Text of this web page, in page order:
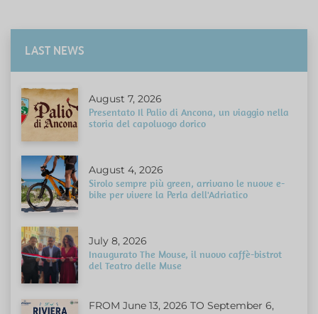
LAST NEWS
August 7, 2026
Presentato Il Palio di Ancona, un viaggio nella
storia del capoluogo dorico
August 4, 2026
Sirolo sempre più green, arrivano le nuove e-
bike per vivere la Perla dell'Adriatico
July 8, 2026
Inaugurato The Mouse, il nuovo caffè-bistrot
del Teatro delle Muse
FROM June 13, 2026 TO September 6,